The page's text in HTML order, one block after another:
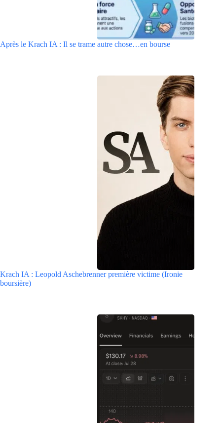
Après le Krach IA : Il se trame autre chose…en bourse
Krach IA : Leopold Aschebrenner première victime (Ironie
boursière)